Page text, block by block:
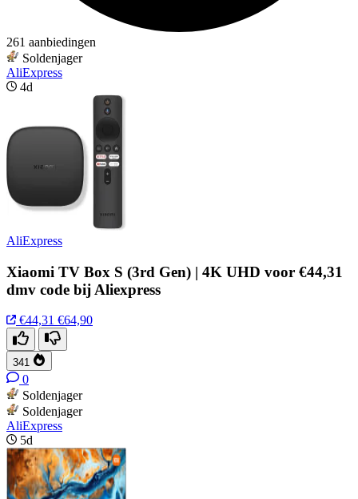
261 aanbiedingen
Soldenjager
AliExpress
4d
AliExpress
Xiaomi TV Box S (3rd Gen) | 4K UHD voor €44,31
dmv code bij Aliexpress
€44,31 €64,90
341
0
Soldenjager
Soldenjager
AliExpress
5d